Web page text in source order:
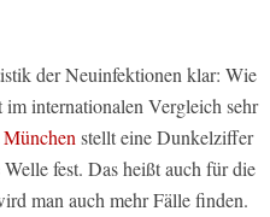
der Neuinfektionen klar: Wie
internationalen Vergleich sehr
stellt eine Dunkelziffer
fest. Das heißt auch für die
man auch mehr Fälle finden.